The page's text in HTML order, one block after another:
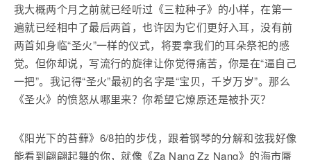
我大概两个月之前就已经听过《三粒种子》的小样，在第一
遍就已经相中了最后两首，也许因为它们更好入耳，没有前
两首如身临“圣火”一样的仪式，将要拿我们的耳朵祭祀的感
觉。但你却说，写流行的旋律让你觉得痛苦，你是在“逼自己
一把”。我记得“圣火”最初的名字是“宝贝，千岁万岁”。那么
《圣火》的愤怒从哪里来？你希望它燎原还是被扑灭？
《阳光下的苔藓》6/8拍的步伐，跟着钢琴的分解和弦我好像
能看到翩翩起舞的你，就像《Za Nang Zz Nang》的海市蜃